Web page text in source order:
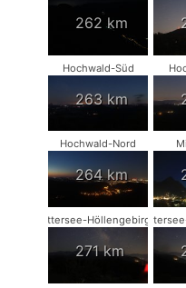
262 km
Hochwald-Süd
263 km
Hochwald-Nord
264 km
Attersee-Höllengebirge
271 km